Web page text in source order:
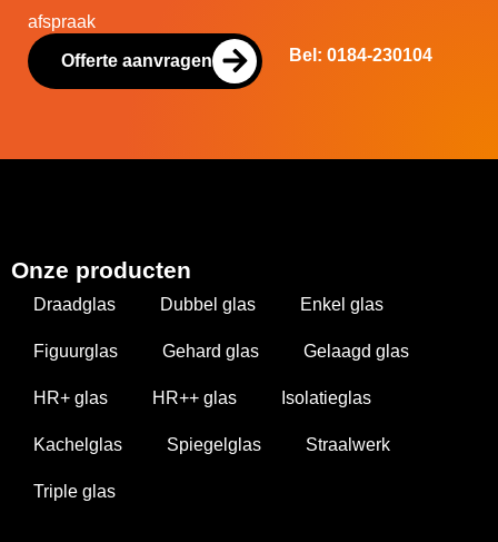
afspraak
Offerte aanvragen Bel: 0184-230104
Onze producten
Draadglas Dubbel glas Enkel glas
Figuurglas Gehard glas Gelaagd glas
HR+ glas HR++ glas Isolatieglas
Kachelglas Spiegelglas Straalwerk
Triple glas